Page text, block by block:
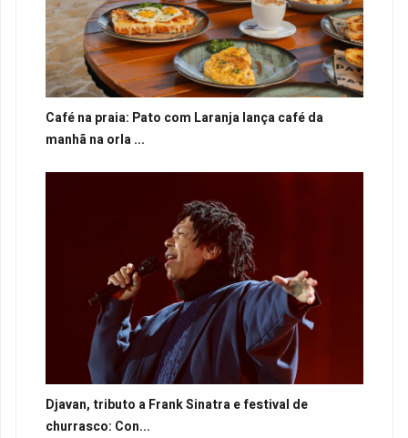
Café na praia: Pato com Laranja lança café da
manhã na orla ...
Djavan, tributo a Frank Sinatra e festival de
churrasco: Con...